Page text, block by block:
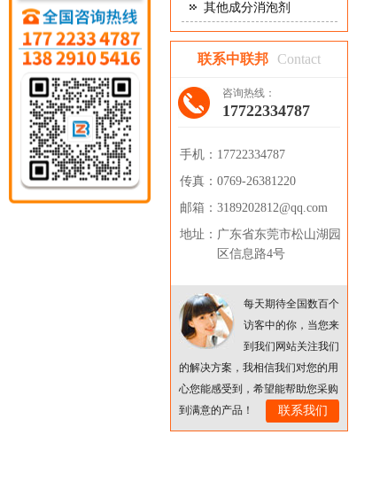
其他成分消泡剂
联系中联邦 Contact
咨询热线：
17722334787
手机： 17722334787
传真： 0769-26381220
邮箱： 3189202812@qq.com
地址： 广东省东莞市松山湖园
区信息路4号
每天期待全国数百个
访客中的你，当您来
到我们网站关注我们
的解决方案，我相信我们对您的用
心您能感受到，希望能帮助您采购
到满意的产品！
联系我们